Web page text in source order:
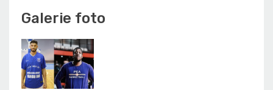
Galerie foto